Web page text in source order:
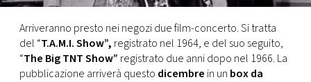
PRINCIPATO
DI
MONACO
Arriveranno presto nei negozi due film-concerto. Si tratta
del “T.A.M.I. Show”, registrato nel 1964, e del suo seguito,
“The Big TNT Show” registrato due anni dopo nel 1966. La
pubblicazione arriverà questo dicembre in un box da